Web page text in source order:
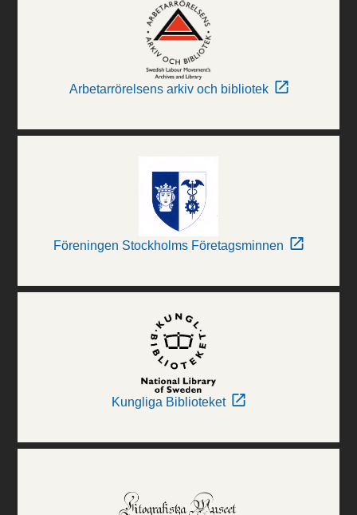
Arbetarrörelsens arkiv och bibliotek
Föreningen Stockholms Företagsminnen
Kungliga Biblioteket